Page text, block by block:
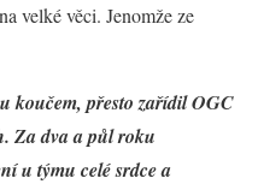
velké věci. Jenomže ze
koučem, přesto zařídil OGC
Za dva a půl roku
u týmu celé srdce a